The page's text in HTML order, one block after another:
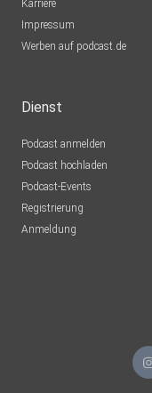
Karriere
Impressum
Werben auf podcast.de
Dienst
Podcast anmelden
Podcast hochladen
Podcast-Events
Registrierung
Anmeldung